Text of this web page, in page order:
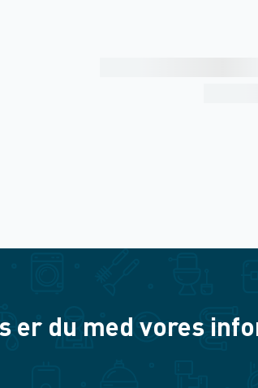
er du med vores